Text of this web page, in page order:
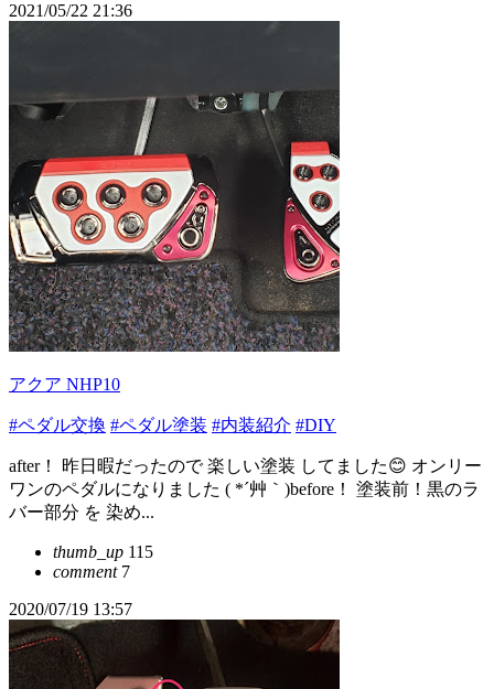
2021/05/22 21:36
アクア NHP10
#ペダル交換 #ペダル塗装 #内装紹介 #DIY
after！ 昨日暇だったので 楽しい塗装 してました😊 オンリー
ワンのペダルになりました ( *´艸｀)before！ 塗装前！黒のラ
バー部分 を 染め...
thumb_up 115
comment7
2020/07/19 13:57